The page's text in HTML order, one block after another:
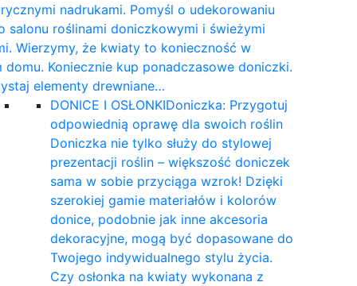
nadrukami. Pomyśl o udekorowaniu
salonu roślinami doniczkowymi i świeżymi
Wierzymy, że kwiaty to konieczność w
domu. Koniecznie kup ponadczasowe doniczki.
elementy drewniane…
DONICE I OSŁONKIDoniczka: Przygotuj
odpowiednią oprawę dla swoich roślin
Doniczka nie tylko służy do stylowej
prezentacji roślin – większość doniczek
sama w sobie przyciąga wzrok! Dzięki
szerokiej gamie materiałów i kolorów
donice, podobnie jak inne akcesoria
dekoracyjne, mogą być dopasowane do
Twojego indywidualnego stylu życia.
Czy osłonka na kwiaty wykonana z